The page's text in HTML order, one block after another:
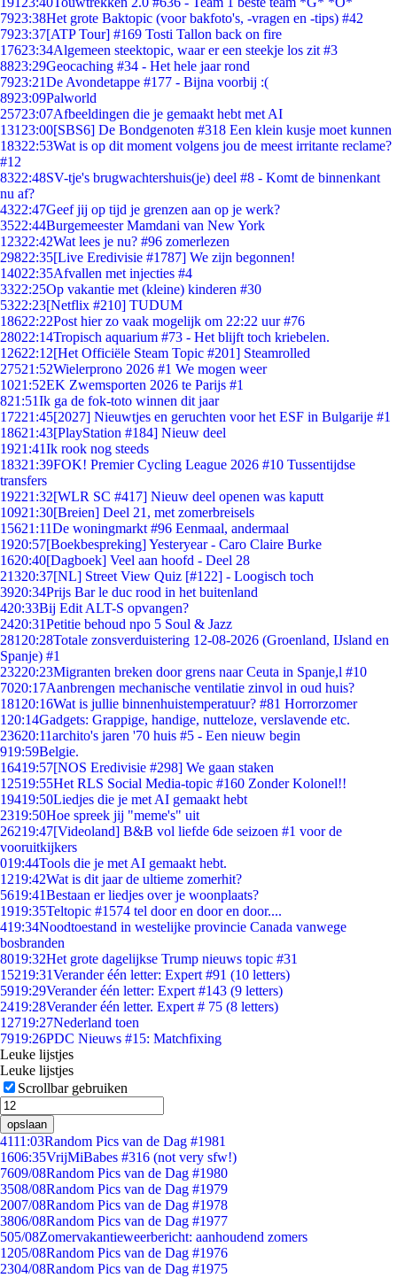
7923:38Het grote Baktopic (voor bakfoto's, -vragen en -tips) #42
7923:37[ATP Tour] #169 Tosti Tallon back on fire
17623:34Algemeen steektopic, waar er een steekje los zit #3
8823:29Geocaching #34 - Het hele jaar rond
7923:21De Avondetappe #177 - Bijna voorbij :(
8923:09Palworld
25723:07Afbeeldingen die je gemaakt hebt met AI
131 23:00[SBS6] De Bondgenoten #318 Een klein kusje moet kunnen
18322:53Wat is op dit moment volgens jou de meest irritante reclame?
#12
8322:48SV-tje's brugwachtershuis(je) deel #8 - Komt de binnenkant
nu af?
4322:47Geef jij op tijd je grenzen aan op je werk?
3522:44Burgemeester Mamdani van New York
12322:42Wat lees je nu? #96 zomerlezen
29822:35[Live Eredivisie #1787] We zijn begonnen!
14022:35Afvallen met injecties #4
3322:25Op vakantie met (kleine) kinderen #30
5322:23[Netflix #210] TUDUM
18622:22Post hier zo vaak mogelijk om 22:22 uur #76
28022:14Tropisch aquarium #73 - Het blijft toch kriebelen.
12622:12[Het Officiële Steam Topic #201] Steamrolled
27521:52Wielerprono 2026 #1 We mogen weer
1021:52EK Zwemsporten 2026 te Parijs #1
821:51Ik ga de fok-toto winnen dit jaar
17221:45[2027] Nieuwtjes en geruchten voor het ESF in Bulgarije #1
18621:43[PlayStation #184] Nieuw deel
1921:41Ik rook nog steeds
18321:39FOK! Premier Cycling League 2026 #10 Tussentijdse
transfers
19221:32[WLR SC #417] Nieuw deel openen was kaputt
10921:30[Breien] Deel 21, met zomerbreisels
15621:11De woningmarkt #96 Eenmaal, andermaal
1920:57[Boekbespreking] Yesteryear - Caro Claire Burke
1620:40[Dagboek] Veel aan hoofd - Deel 28
21320:37[NL] Street View Quiz [#122] - Loogisch toch
3920:34Prijs Bar le duc rood in het buitenland
420:33Bij Edit ALT-S opvangen?
2420:31Petitie behoud npo 5 Soul & Jazz
281 20:28Totale zonsverduistering 12-08-2026 (Groenland, IJsland en
Spanje) #1
23220:23Migranten breken door grens naar Ceuta in Spanje,l #10
7020:17Aanbrengen mechanische ventilatie zinvol in oud huis?
181 20:16Wat is jullie binnenhuistemperatuur? #81 Horrorzomer
1 20:14Gadgets: Grappige, handige, nutteloze, verslavende etc.
23620:11archito's jaren '70 huis #5 - Een nieuw begin
919:59Belgie.
16419:57[NOS Eredivisie #298] We gaan staken
12519:55Het RLS Social Media-topic #160 Zonder Kolonel!!
19419:50Liedjes die je met AI gemaakt hebt
2319:50Hoe spreek jij "meme's" uit
26219:47[Videoland] B&B vol liefde 6de seizoen #1 voor de
vooruitkijkers
019:44Tools die je met AI gemaakt hebt.
1219:42Wat is dit jaar de ultieme zomerhit?
5619:41Bestaan er liedjes over je woonplaats?
1919:35Teltopic #1574 tel door en door en door....
419:34Noodtoestand in westelijke provincie Canada vanwege
bosbranden
8019:32Het grote dagelijkse Trump nieuws topic #31
15219:31Verander één letter: Expert #91 (10 letters)
5919:29Verander één letter: Expert #143 (9 letters)
2419:28Verander één letter. Expert # 75 (8 letters)
12719:27Nederland toen
7919:26PDC Nieuws #15: Matchfixing
Leuke lijstjes
Leuke lijstjes
Scrollbar gebruiken
opslaan
4111:03Random Pics van de Dag #1981
1606:35VrijMiBabes #316 (not very sfw!)
7609/08Random Pics van de Dag #1980
3508/08Random Pics van de Dag #1979
2007/08Random Pics van de Dag #1978
3806/08Random Pics van de Dag #1977
505/08Zomervakantieweerbericht: aanhoudend zomers
1205/08Random Pics van de Dag #1976
2304/08Random Pics van de Dag #1975